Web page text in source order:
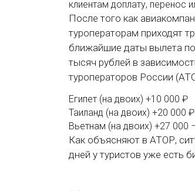
клиентам доплату, перенос
После того как
туроператорам приходят
ближайшие даты вылета
тысяч рублей в
туроператоров России
Египет (на двоих) +10 000 ₽
Таиланд (на двоих) +20 000 ₽
Вьетнам (на двоих) +27 000
Как объясняют в АТОР,
дней у туристов уже есть